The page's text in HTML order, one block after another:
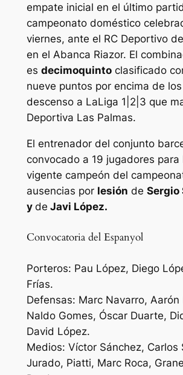
empate inicial en el último
campeonato doméstico
viernes, ante el RC Deportivo
en el Abanca Riazor. El
es decimoquintoclasificado
nueve puntos por encima de
descenso a LaLiga 1|2|3 que
Deportiva Las Palmas.
El entrenador del conjunto
convocado a 19 jugadores para
vigente campeón del
ausencias por lesión de Sergio
y de Javi López.
Convocatoria del Espanyol
Porteros: Pau López, Diego
Frías.
Defensas: Marc Navarro, Aarón
Naldo Gomes, Óscar Duarte,
David López.
Medios: Víctor Sánchez, Carlos
Jurado, Piatti, Marc Roca,